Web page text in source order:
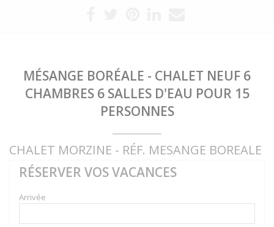
MÉSANGE BORÉALE - CHALET NEUF 6
CHAMBRES 6 SALLES D'EAU POUR 15
PERSONNES
CHALET MORZINE - RÉF. MESANGE BOREALE
RÉSERVER VOS VACANCES
Arrivée